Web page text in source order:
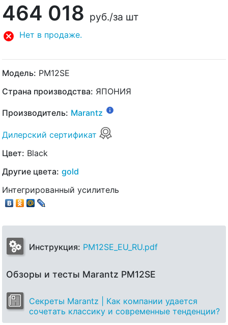
464 018 руб./за шт
Нет в продаже.
Модель: PM12SE
Страна производства: ЯПОНИЯ
Производитель: Marantz
Дилерский сертификат
Цвет: Black
Другие цвета: gold
Интегрированный усилитель
Инструкция: PM12SE_EU_RU.pdf
Обзоры и тесты Marantz PM12SE
Секреты Marantz | Как компании удается
сочетать классику и современные тенденции?